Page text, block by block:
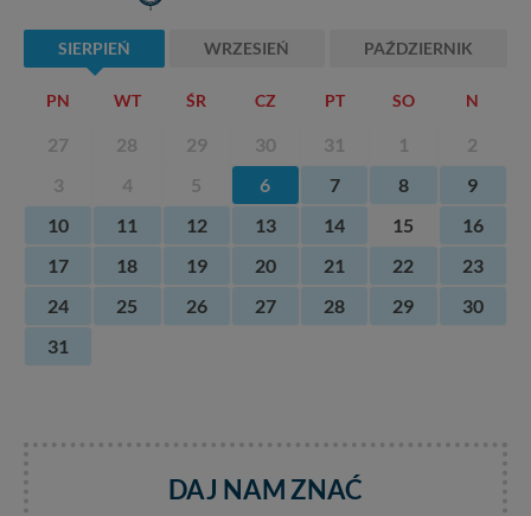
SIERPIEŃ WRZESIEŃ PAŹDZIERNIK
PN WT ŚR CZ PT SO N
27 28 29 30 31 1
2
3
4 5 6 7 8
9
10
11 12 13 14 15
16
17
18 19 20 21 22
23
24
25 26 27 28 29
30
31
DAJ NAM ZNAĆ